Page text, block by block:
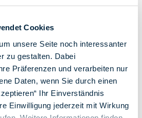
Cookies
unsere Seite noch interessanter
zu gestalten. Dabei
Präferenzen und verarbeiten nur
Daten, wenn Sie durch einen
Ihr Einverständnis
Einwilligung jederzeit mit Wirkung
unserer Liefer- und
operations and works with RISE